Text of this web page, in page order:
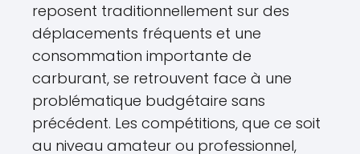
reposent traditionnellement sur des
déplacements fréquents et une
consommation importante de
carburant, se retrouvent face à une
problématique budgétaire sans
précédent. Les compétitions, que ce soit
au niveau amateur ou professionnel,